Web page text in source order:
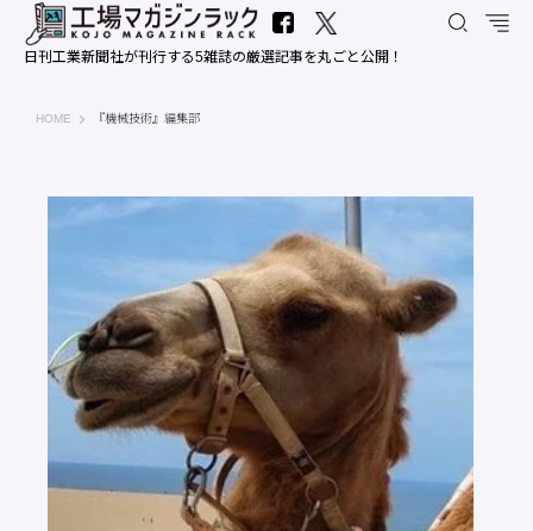
日刊工業新聞社が刊行する5雑誌の厳選記事を丸ごと公開！
HOME 工場マガジンラック｜日刊工業新聞社
『機械技術』編集部